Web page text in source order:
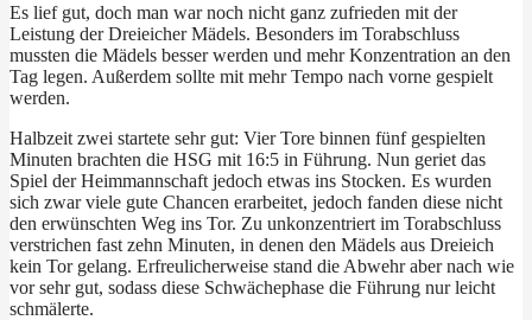
Es lief gut, doch man war noch nicht ganz zufrieden mit der
Leistung der Dreieicher Mädels. Besonders im Torabschluss
mussten die Mädels besser werden und mehr Konzentration an den
Tag legen. Außerdem sollte mit mehr Tempo nach vorne gespielt
werden.
Halbzeit zwei startete sehr gut: Vier Tore binnen fünf gespielten
Minuten brachten die HSG mit 16:5 in Führung. Nun geriet das
Spiel der Heimmannschaft jedoch etwas ins Stocken. Es wurden
sich zwar viele gute Chancen erarbeitet, jedoch fanden diese nicht
den erwünschten Weg ins Tor. Zu unkonzentriert im Torabschluss
verstrichen fast zehn Minuten, in denen den Mädels aus Dreieich
kein Tor gelang. Erfreulicherweise stand die Abwehr aber nach wie
vor sehr gut, sodass diese Schwächephase die Führung nur leicht
schmälerte.